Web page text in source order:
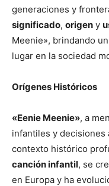
generaciones y
significado, origen y
Meenie», brindando
lugar en la sociedad
Orígenes Históricos
«Eenie Meenie», a
infantiles y decisiones
contexto histórico
canción infantil, se
en Europa y ha